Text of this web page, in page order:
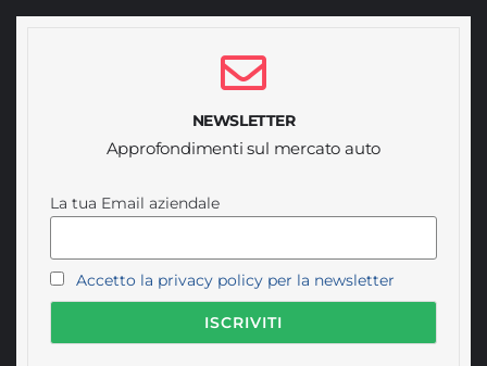
NEWSLETTER
Approfondimenti sul mercato auto
La tua Email aziendale
Accetto la privacy policy per la newsletter